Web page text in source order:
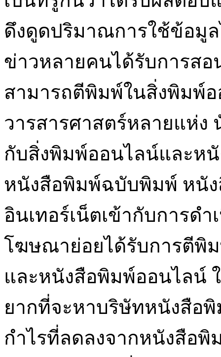
ดึงดูดปริมาณการใช้ข้อมู
ข่าวหลายคนได้รับการส
สามารถตีพิมพ์ในสิ่งพิมพ์
วารสารศาสตร์หลายแห่ง
กับสิ่งพิมพ์ออนไลน์และห
หนังสือพิมพ์ฉบับพิมพ์ หนั
อินเทอร์เน็ตเข้ากับการด
โฆษณาย่อยได้รับการตีพิ
และหนังสือพิมพ์ออนไลน์
ยากที่จะหาบริษัทหนังสือ
กำไรที่ลดลงจากหนังสือ